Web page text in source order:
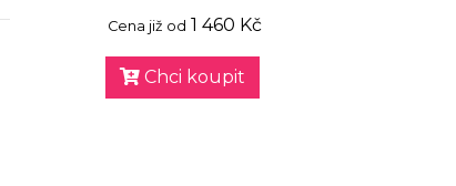
Cena již od 1 460 Kč
Chci koupit